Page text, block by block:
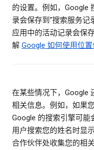
的设置。例如，Google
录会保存到“搜索服务记
应用中的活动记录会保
解 Google 如何使用位置
在某些情况下，Google
相关信息。例如，如果
Google 的搜索引擎可
用户搜索您的姓名时显
合作伙伴处收集您的相